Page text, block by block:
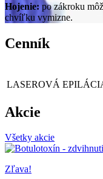
Hojenie: po zákroku
chvíľku vymizne.
Cenník
LASEROVÁ
Akcie
Všetky akcie
Zľava!